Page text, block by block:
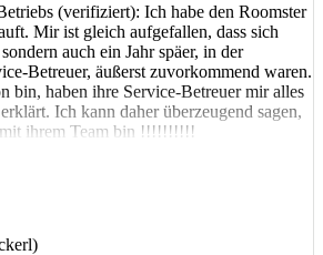
(verifiziert): Ich habe den Roomster
Mir ist gleich aufgefallen, dass sich
auch ein Jahr späer, in der
Betreuer, äußerst zuvorkommend waren.
bin, haben ihre Service-Betreuer mir alles
Ich kann daher überzeugend sagen,
mit ihrem Team bin !!!!!!!!!!